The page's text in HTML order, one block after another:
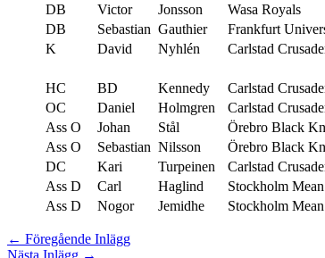
DB
Victor Jonsson
Wasa Royals
DB
Sebastian Gauthier
Frankfurt
K
David Nyhlén Carlstad
HC BD Kennedy
Carlstad
OC
Daniel Holmgren
Carlstad
Ass O
Johan Stål
Örebro Black
Ass O
Sebastian Nilsson
Örebro Black
DC
Kari Turpeinen
Carlstad
Ass D
Carl Haglind
Stockholm
Ass D
Nogor Jemidhe Stockholm
← Föregående Inlägg
Nästa Inlägg →